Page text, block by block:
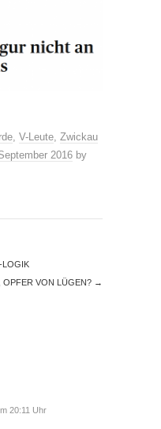
, V-Leute, Zwickau
2016 by
LOGIK
OPFER VON LÜGEN? →
20:11 Uhr